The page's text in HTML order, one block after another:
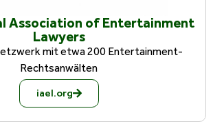
Association of Entertainment
Lawyers
mit etwa 200 Entertainment-
Rechtsanwälten
iael.org